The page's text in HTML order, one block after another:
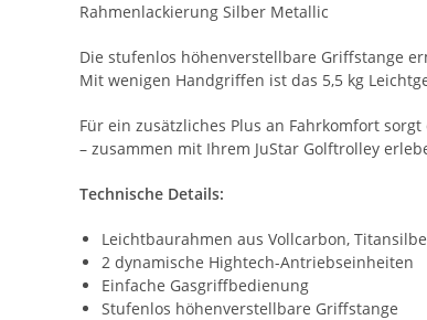
Rahmenlackierung Silber Metallic
Die stufenlos höhenverstellbare Griffstange
Mit wenigen Handgriffen ist das 5,5 kg
Für ein zusätzliches Plus an Fahrkomfort
– zusammen mit Ihrem JuStar Golftrolley
Technische Details:
Leichtbaurahmen aus Vollcarbon,
2 dynamische Hightech-Antriebseinheiten
Einfache Gasgriffbedienung
Stufenlos höhenverstellbare Griffstange